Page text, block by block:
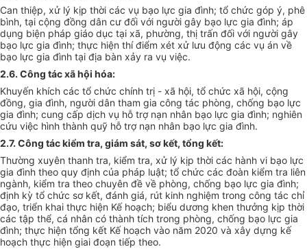
Can thiệp, xử lý kịp thời các vụ bạo lực gia đình; tổ chức góp ý, phê
bình, tại cộng đồng dân cư đối với người gây bạo lực gia đình; áp
dụng biện pháp giáo dục tại xã, phường, thị trấn đối với người gây
bạo lực gia đình; thực hiện thí điểm xét xử lưu động các vụ án về
bạo lực gia đình tại địa bàn xảy ra vụ việc.
2.6. Công tác xã hội hóa:
Khuyến khích các tổ chức chính trị - xã hội, tổ chức xã hội, cộng
đồng, gia đình, người dân tham gia công tác phòng, chống bạo lực
gia đình; cung cấp dịch vụ hỗ trợ nạn nhân bạo lực gia đình; nghiên
cứu việc hình thành quỹ hỗ trợ nạn nhân bạo lực gia đình.
2.7. Công tác kiểm tra, giám sát, sơ kết, tổng kết:
Thường xuyên thanh tra, kiểm tra, xử lý kịp thời các hành vi bạo lực
gia đình theo quy định của pháp luật; tổ chức các đoàn kiểm tra liên
ngành, kiểm tra theo chuyên đề về phòng, chống bạo lực gia đình;
định kỳ tổ chức sơ kết, đánh giá, rút kinh nghiệm trong công tác chỉ
đạo, triển khai thực hiện Kế hoạch; biểu dương khen thưởng kịp thời
các tập thể, cá nhân có thành tích trong phòng, chống bạo lực gia
đình; thực hiện tổng kết Kế hoạch vào năm 2020 và xây dựng kế
hoạch thực hiện giai đoạn tiếp theo.